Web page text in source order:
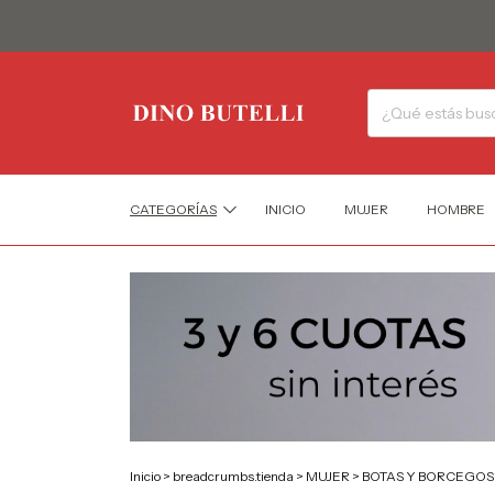
CATEGORÍAS INICIO MUJER HOMBRE
Inicio > breadcrumbs.tienda > MUJER > BOTAS Y BORCEGOS